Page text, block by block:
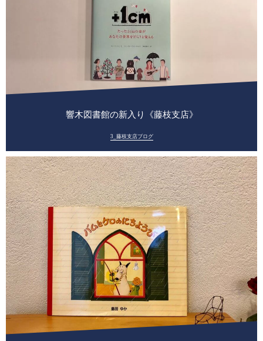
響木図書館の新入り《藤枝支店》
3_藤枝支店ブログ